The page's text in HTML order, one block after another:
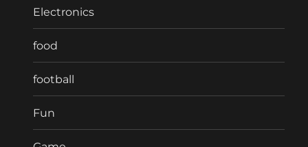
Electronics
food
football
Fun